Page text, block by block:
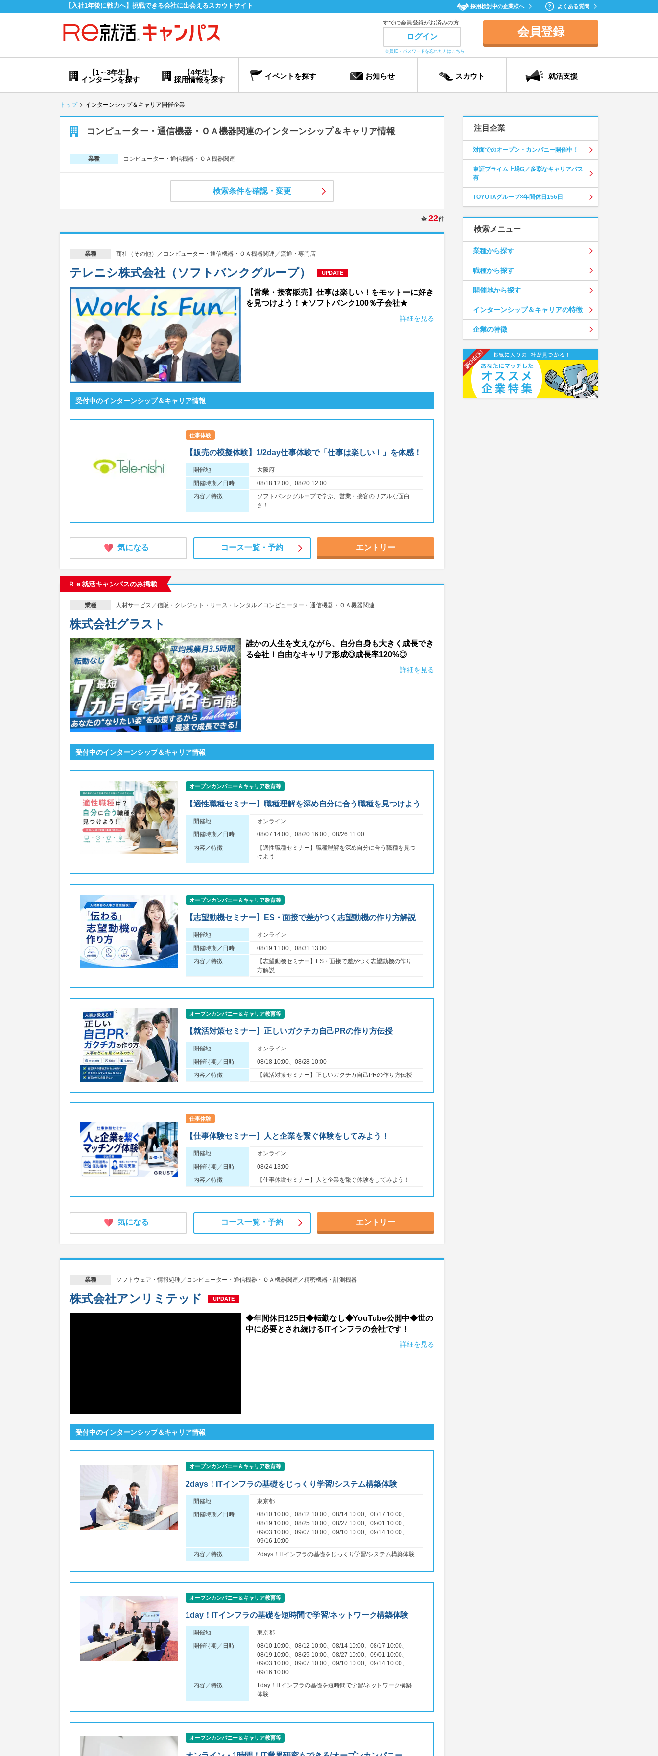
【入社1年後に戦力へ】挑戦できる会社に出会えるスカウトサイト 採用検討中の企業様へ よくある質問
すでに会員登録がお済みの方
ログイン
会員ID・パスワードを忘れた方はこちら
会員登録
【4年生】
採用情報を探す
【1～3年生】
インターンを探す
イベントを探す お知らせ スカウト 就活支援
トップ インターンシップ＆キャリア開催企業
コンピューター・通信機器・ＯＡ機器関連のインターンシップ＆キャリア情報
業種 コンピューター・通信機器・ＯＡ機器関連
検索条件を確認・変更
全 22件
業種 商社（その他）／コンピューター・通信機器・ＯＡ機器関連／流通・専門店
テレニシ株式会社（ソフトバンクグループ） UPDATE
【営業・接客販売】仕事は楽しい！をモットーに好き
を見つけよう！★ソフトバンク100％子会社★
詳細を見る
受付中のインターンシップ＆キャリア情報
仕事体験
【販売の模擬体験】1/2day仕事体験で「仕事は楽しい！」を体感！
開催地
大阪府
開催時期／日時
08/18 12:00、08/20 12:00
内容／特徴
ソフトバンクグループで学ぶ、営業・接客のリアルな面白
さ！
気になる コース一覧・ 予約 エントリー
Ｒｅ就活キャンパスのみ掲載
業種 人材サービス／信販・クレジット・リース・レンタル／コンピューター・通信機器・ＯＡ機器関連
株式会社グラスト
誰かの人生を支えながら、自分自身も大きく成長でき
る会社！自由なキャリア形成◎成長率120%◎
詳細を見る
受付中のインターンシップ＆キャリア情報
オープンカンパニー＆キャリア教育等
【適性職種セミナー】職種理解を深め自分に合う職種を見つけよう
開催地
オンライン
開催時期／日時
08/07 14:00、08/20 16:00、08/26 11:00
内容／特徴
【適性職種セミナー】職種理解を深め自分に合う職種を見つ
けよう
オープンカンパニー＆キャリア教育等
【志望動機セミナー】ES・面接で差がつく志望動機の作り方解説
開催地
オンライン
開催時期／日時
08/19 11:00、08/31 13:00
内容／特徴
【志望動機セミナー】ES・面接で差がつく志望動機の作り
方解説
オープンカンパニー＆キャリア教育等
【就活対策セミナー】正しいガクチカ自己PRの作り方伝授
開催地
オンライン
開催時期／日時
08/18 10:00、08/28 10:00
内容／特徴
【就活対策セミナー】正しいガクチカ自己PRの作り方伝授
仕事体験
【仕事体験セミナー】人と企業を繋ぐ体験をしてみよう！
開催地
オンライン
開催時期／日時
08/24 13:00
内容／特徴
【仕事体験セミナー】人と企業を繋ぐ体験をしてみよう！
気になる コース一覧・ 予約 エントリー
業種 ソフトウェア・情報処理／コンピューター・通信機器・ＯＡ機器関連／精密機器・計測機器
株式会社アンリミテッド UPDATE
◆年間休日125日◆転勤なし◆YouTube公開中◆世の
中に必要とされ続けるITインフラの会社です！
詳細を見る
受付中のインターンシップ＆キャリア情報
オープンカンパニー＆キャリア教育等
2days！ITインフラの基礎をじっくり学習/システム構築体験
開催地
東京都
開催時期／日時
08/10 10:00、08/12 10:00、08/14 10:00、08/17 10:00、
08/19 10:00、08/25 10:00、08/27 10:00、09/01 10:00、
09/03 10:00、09/07 10:00、09/10 10:00、09/14 10:00、
09/16 10:00
内容／特徴
2days！ITインフラの基礎をじっくり学習/システム構築体験
オープンカンパニー＆キャリア教育等
1day！ITインフラの基礎を短時間で学習/ネットワーク構築体験
開催地
東京都
開催時期／日時
08/10 10:00、08/12 10:00、08/14 10:00、08/17 10:00、
08/19 10:00、08/25 10:00、08/27 10:00、09/01 10:00、
09/03 10:00、09/07 10:00、09/10 10:00、09/14 10:00、
09/16 10:00
内容／特徴
1day！ITインフラの基礎を短時間で学習/ネットワーク構築
体験
オープンカンパニー＆キャリア教育等
注目企業
対面でのオープン・カンパニー開催中！
東証プライム上場G／多彩なキャリアパス
有
TOYOTAグループ×年間休日156日
検索メニュー
業種から探す
職種から探す
開催地から探す
インターンシップ＆キャリアの特徴
企業の特徴